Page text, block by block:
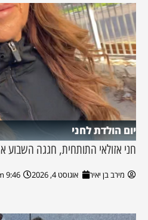
יום הולדת לחני
חני אזולאי התותחית, חגגה השבוע
מירב בן יאיר אוגוסט 4, 2026 9:46 pm